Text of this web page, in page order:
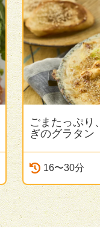
ごまたっぷり
ぎのグラタ
16〜30分